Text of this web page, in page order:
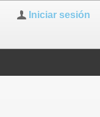
Iniciar sesión